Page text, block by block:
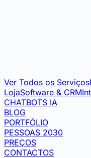
Ver Todos os Serviços
LojaSoftware & CRM
CHATBOTS IA
BLOG
PORTFÓLIO
PESSOAS 2030
PREÇOS
CONTACTOS